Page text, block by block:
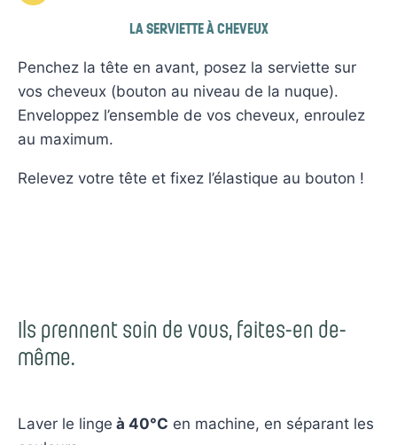
LA SERVIETTE À CHEVEUX
Penchez la tête en avant, posez la serviette sur
vos cheveux (bouton au niveau de la nuque).
Enveloppez l’ensemble de vos cheveux, enroulez
au maximum.
Relevez votre tête et fixez l’élastique au bouton !
Ils prennent soin de vous, faites-en de-
même.
Laver le linge à 40°C en machine, en séparant les